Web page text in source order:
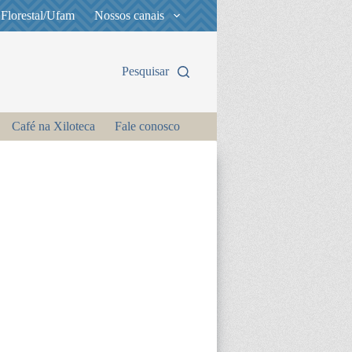
Ufam Nossos canais
Pesquisar
Café na Xiloteca Fale conosco